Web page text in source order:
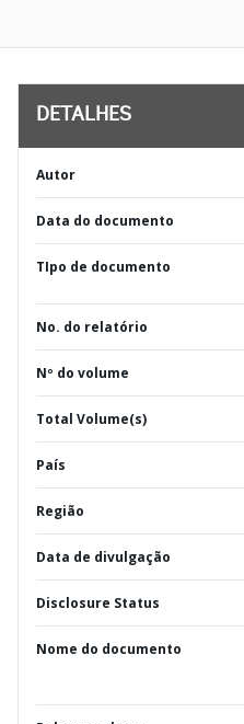
DETALHES
Autor
Data do documento
TIpo de documento
No. do relatório
Nº do volume
Total Volume(s)
País
Região
Data de divulgação
Disclosure Status
Nome do documento